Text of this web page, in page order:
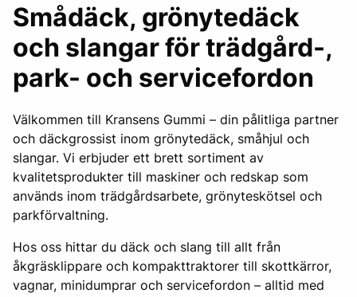
Smådäck, grönytedäck
och slangar för trädgård-,
park- och servicefordon
Välkommen till Kransens Gummi – din pålitliga partner
och däckgrossist inom grönytedäck, småhjul och
slangar. Vi erbjuder ett brett sortiment av
kvalitetsprodukter till maskiner och redskap som
används inom trädgårdsarbete, grönyteskötsel och
parkförvaltning.
Hos oss hittar du däck och slang till allt från
åkgräsklippare och kompakttraktorer till skottkärror,
vagnar, minidumprar och servicefordon – alltid med